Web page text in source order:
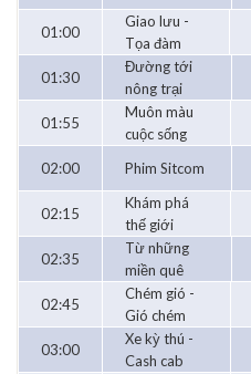
01:00
Giao lưu -
Tọa đàm
01:30
Đường tới
nông trại
01:55
Muôn màu
cuộc sống
02:00 Phim Sitcom
02:15
Khám phá
thế giới
02:35
Từ những
miền quê
02:45
Chém gió -
Gió chém
03:00
Xe kỳ thú -
Cash cab